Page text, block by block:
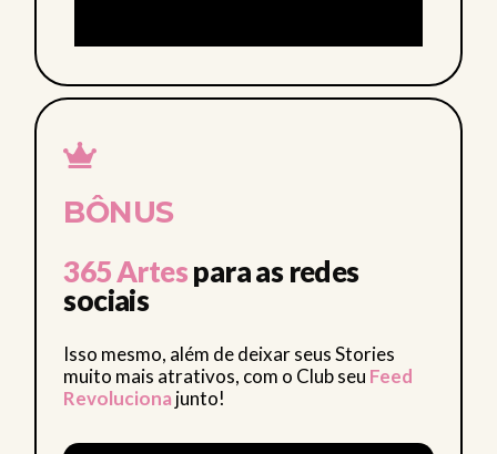
BÔNUS
365 Artespara as redes
sociais
Isso mesmo, além de deixar seus Stories
muito mais atrativos, com o Club seu Feed
Revoluciona junto!